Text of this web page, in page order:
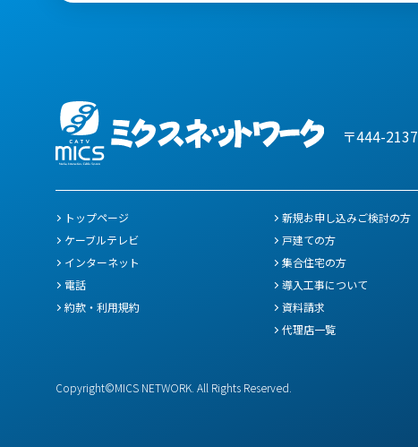
〒444-2137
トップページ
ケーブルテレビ
インターネット
電話
約款・利用規約
新規お申し込みご検討の方
戸建ての方
集合住宅の方
導入工事について
資料請求
代理店一覧
Copyright©MICS NETWORK. All Rights Reserved.